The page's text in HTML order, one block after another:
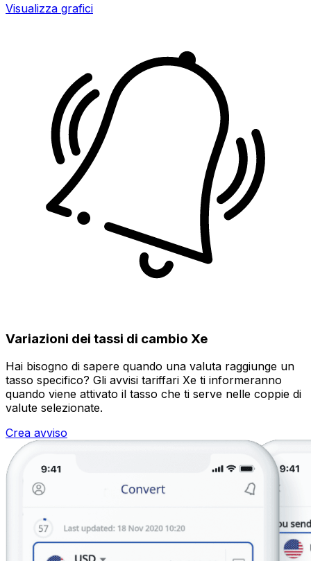
Visualizza grafici
Variazioni dei tassi di cambio Xe
Hai bisogno di sapere quando una valuta raggiunge un
tasso specifico? Gli avvisi tariffari Xe ti informeranno
quando viene attivato il tasso che ti serve nelle coppie di
valute selezionate.
Crea avviso